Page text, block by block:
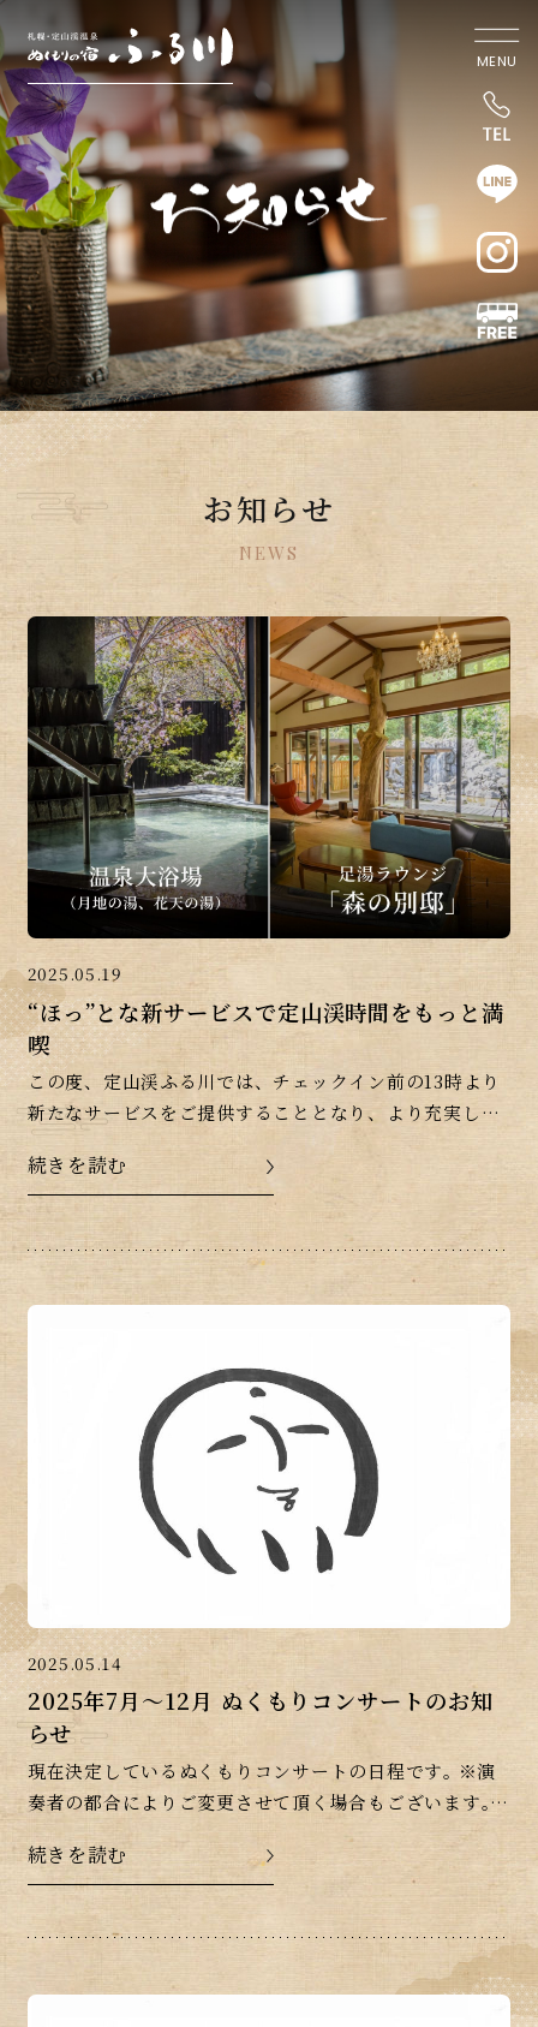
MENU
お知らせ
NEWS
2025.05.19
“ほっ”とな新サービスで定山渓時間をもっと満
喫
この度、定山渓ふる川では、チェックイン前の13時より
新たなサービスをご提供することとなり、より充実した
定山渓時間をお楽しみいただけるようになりました。ぬ
くもりリゾートで、ごゆっくりと贅沢な時間をお過ご
[…]
続きを読む
2025.05.14
2025年7月～12月 ぬくもりコンサートのお知
らせ
現在決定しているぬくもりコンサートの日程です｡ ※演
奏者の都合によりご変更させて頂く場合もございます｡ご
了承下さいませ｡
続きを読む